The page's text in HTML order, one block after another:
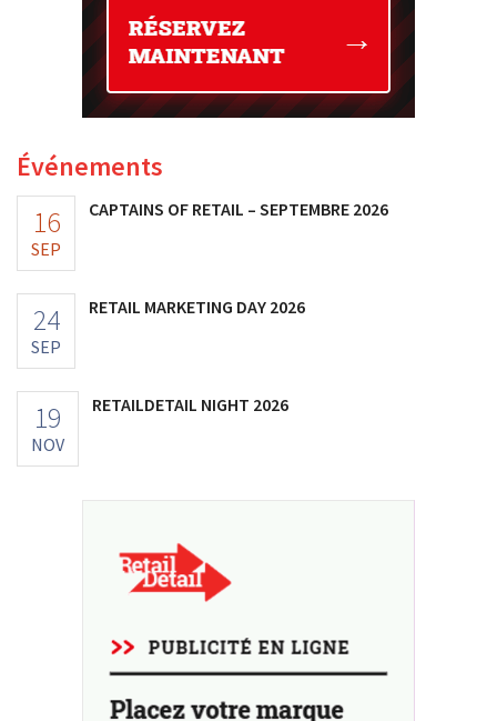
Événements
16
SEP
CAPTAINS OF RETAIL – SEPTEMBRE 2026
24
SEP
RETAIL MARKETING DAY 2026
19
NOV
RETAILDETAIL NIGHT 2026